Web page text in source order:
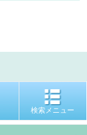
検索メニュー